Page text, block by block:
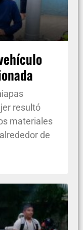
resultó
materiales
de